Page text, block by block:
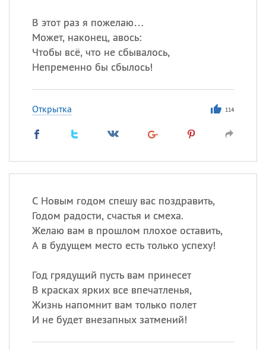
В этот раз я пожелаю…
Может, наконец, авось:
Чтобы всё, что не сбывалось,
Непременно бы сбылось!
Открытка 114
С Новым годом спешу вас поздравить,
Годом радости, счастья и смеха.
Желаю вам в прошлом плохое оставить,
А в будущем место есть только успеху!
Год грядущий пусть вам принесет
В красках ярких все впечатленья,
Жизнь напомнит вам только полет
И не будет внезапных затмений!